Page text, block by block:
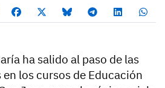
ha salido al paso de las
los cursos de Educación